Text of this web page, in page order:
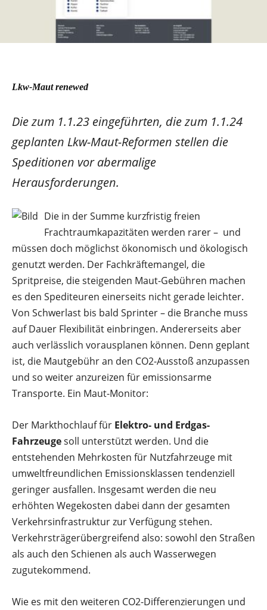
Lkw-Maut renewed
Die zum 1.1.23 eingeführten, die zum 1.1.24
geplanten Lkw-Maut-Reformen stellen die
Speditionen vor abermalige
Herausforderungen.
Die in der Summe kurzfristig freien
Frachtraumkapazitäten werden rarer – und
müssen doch möglichst ökonomisch und ökologisch
genutzt werden. Der Fachkräftemangel, die
Spritpreise, die steigenden Maut-Gebühren machen
es den Spediteuren einerseits nicht gerade leichter.
Von Schwerlast bis bald Sprinter – die Branche muss
auf Dauer Flexibilität einbringen. Andererseits aber
auch verlässlich vorausplanen können. Denn geplant
ist, die Mautgebühr an den CO2-Ausstoß anzupassen
und so weiter anzureizen für emissionsarme
Transporte. Ein Maut-Monitor:
Der Markthochlauf für Elektro- und Erdgas-
Fahrzeugesoll unterstützt werden. Und die
entstehenden Mehrkosten für Nutzfahrzeuge mit
umweltfreundlichen Emissionsklassen tendenziell
geringer ausfallen. Insgesamt werden die neu
erhöhten Wegekosten dabei dann der gesamten
Verkehrsinfrastruktur zur Verfügung stehen.
Verkehrsträgerübergreifend also: sowohl den Straßen
als auch den Schienen als auch Wasserwegen
zugutekommend.
Wie es mit den weiteren CO2-Differenzierungen und